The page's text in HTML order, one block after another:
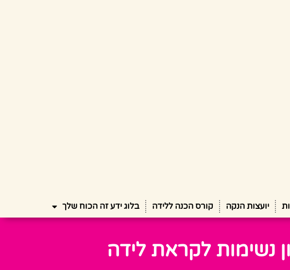
יועצות הנקה קורס הכנה ללידה בלוג ידע זה הכוח שלך
נשימות לקראת לידה